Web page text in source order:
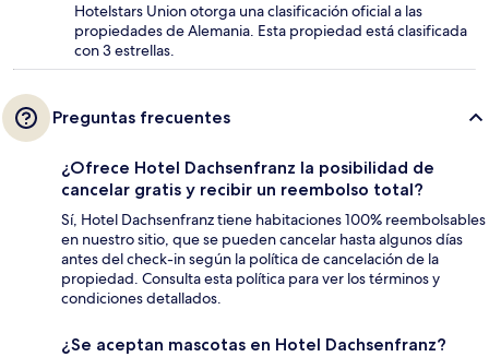
Hotelstars Union otorga una clasificación oficial a las
propiedades de Alemania. Esta propiedad está clasificada
con 3 estrellas.
Preguntas frecuentes
¿Ofrece Hotel Dachsenfranz la posibilidad de
cancelar gratis y recibir un reembolso total?
Sí, Hotel Dachsenfranz tiene habitaciones 100% reembolsables
en nuestro sitio, que se pueden cancelar hasta algunos días
antes del check-in según la política de cancelación de la
propiedad. Consulta esta política para ver los términos y
condiciones detallados.
¿Se aceptan mascotas en Hotel Dachsenfranz?